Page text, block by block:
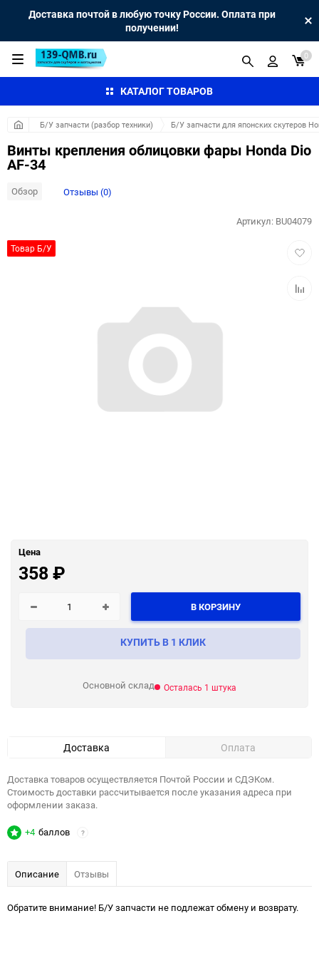
Доставка почтой в любую точку России. Оплата при
получении!
КАТАЛОГ ТОВАРОВ
0
Б/У запчасти (разбор техники) Б/У запчасти для японских скутеров
Винты крепления облицовки фары Honda Dio
AF-34
Обзор Отзывы (0)
Товар Б/У
Артикул: BU04079
Цена
358₽
В КОРЗИНУ
КУПИТЬ В 1 КЛИК
Основной склад Осталась 1 штука
Доставка Оплата
Доставка товаров осуществляется Почтой России и СДЭКом.
Стоимость доставки рассчитывается после указания адреса при
оформлении заказа.
+4 баллов ?
Описание Отзывы
Обратите внимание! Б/У запчасти не подлежат обмену и возврату.